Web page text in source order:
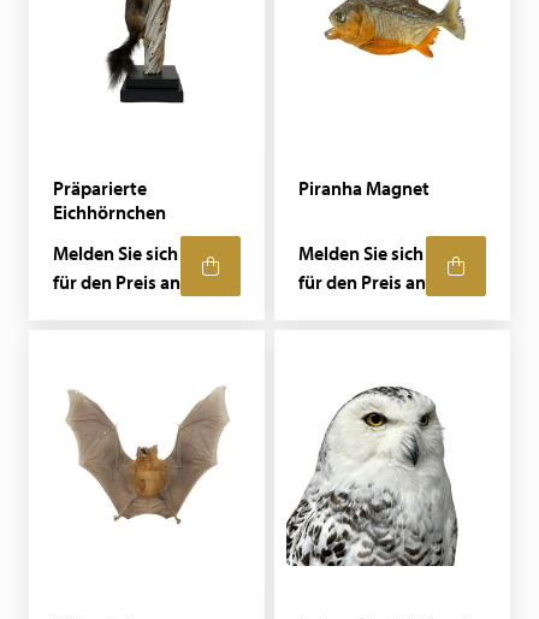
Präparierte
Eichhörnchen
Melden Sie sich
für den Preis an
Piranha Magnet
Melden Sie sich
für den Preis an